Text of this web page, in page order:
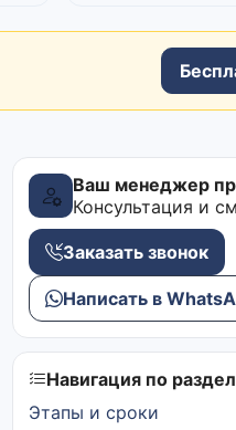
Ваш менеджер
Консультация и
Заказать звонок
Написать в
Навигация по
Этапы и сроки